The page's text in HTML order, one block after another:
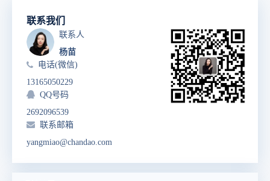
联系我们
联系人
杨苗
电话(微信)
13165050229
QQ号码
2692096539
联系邮箱
yangmiao@chandao.com